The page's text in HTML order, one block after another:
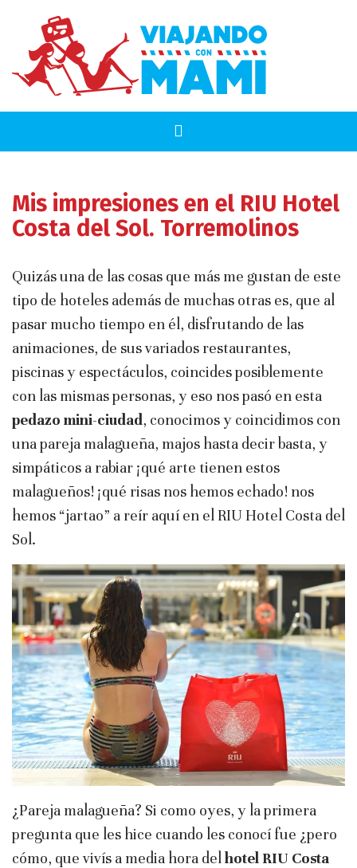
Mis impresiones en el RIU Hotel
Costa del Sol. Torremolinos
Quizás una de las cosas que más me gustan de este
tipo de hoteles además de muchas otras es, que al
pasar mucho tiempo en él, disfrutando de las
animaciones, de sus variados restaurantes,
piscinas y espectáculos, coincides posiblemente
con las mismas personas, y eso nos pasó en esta
pedazo mini-ciudad, conocimos y coincidimos con
una pareja malagueña, majos hasta decir basta, y
simpáticos a rabiar ¡qué arte tienen estos
malagueños! ¡qué risas nos hemos echado! nos
hemos “jartao” a reír aquí en el RIU Hotel Costa del
Sol.
¿Pareja malagueña? Si como oyes, y la primera
pregunta que les hice cuando les conocí fue ¿pero
cómo, que vivís a media hora del hotel RIU Costa